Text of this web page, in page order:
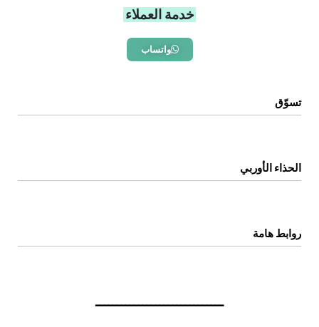
خدمة العملاء
واتساب
تسوّق
المتجر
الحذاء الأوربي
عن المتجر
روابط هامة
ــــــــــــــــــــــــــــــ